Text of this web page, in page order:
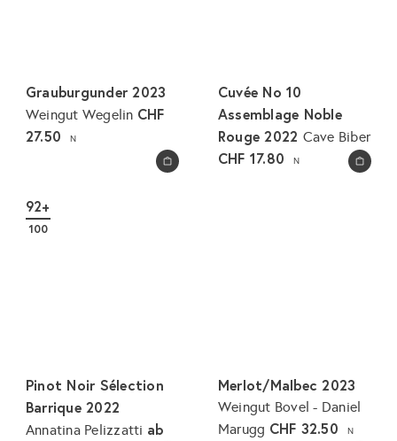
In den Warenkorb legen
Grauburgunder 2023
Weingut Wegelin CHF
27.50
N
In den Warenkorb legen
Cuvée No 10
Assemblage Noble
Rouge 2022 Cave Biber
CHF 17.80 N
92+
100
Pinot Noir Sélection
Barrique 2022
Annatina Pelizzatti ab
Merlot/Malbec 2023
Weingut Bovel - Daniel
Marugg CHF 32.50 N